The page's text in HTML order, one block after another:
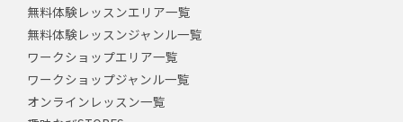
無料体験レッスンエリア一覧
無料体験レッスンジャンル一覧
ワークショップエリア一覧
ワークショップジャンル一覧
オンラインレッスン一覧